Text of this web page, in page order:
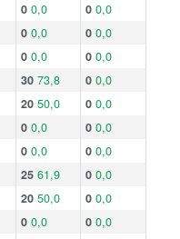
0 0,0 0 0,0
0 0,0 0 0,0
0 0,0 0 0,0
30 73,8 0 0,0
20 50,0 0 0,0
0 0,0 0 0,0
0 0,0 0 0,0
25 61,9 0 0,0
20 50,0 0 0,0
0 0,0 0 0,0